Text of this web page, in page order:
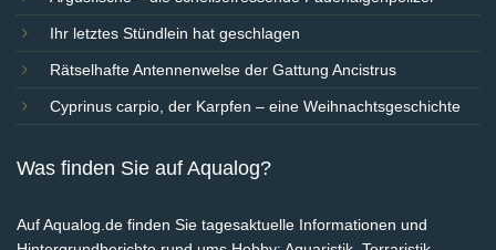
Ihr letztes Stündlein hat geschlagen
Rätselhafte Antennenwelse der Gattung Ancistrus
Cyprinus carpio, der Karpfen – eine Weihnachtsgeschichte
Was finden Sie auf Aqualog?
Auf Aqualog.de finden Sie tagesaktuelle Informationen und